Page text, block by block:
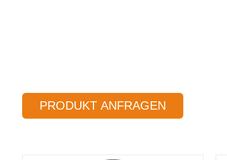
PRODUKT ANFRAGEN